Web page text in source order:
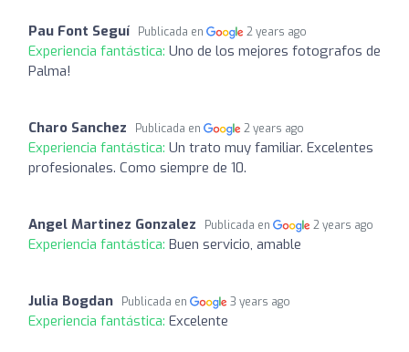
Pau Font Seguí Publicada en 2 years ago
Experiencia fantástica: Uno de los mejores fotografos de
Palma!
Charo Sanchez Publicada en 2 years ago
Experiencia fantástica: Un trato muy familiar. Excelentes
profesionales. Como siempre de 10.
Angel Martinez Gonzalez Publicada en 2 years ago
Experiencia fantástica: Buen servicio, amable
Julia Bogdan Publicada en 3 years ago
Experiencia fantástica: Excelente